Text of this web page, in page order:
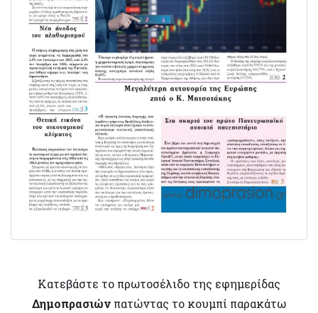
Κατεβάστε το πρωτοσέλιδο της εφημερίδας
Δημοπρασιών πατώντας το κουμπί παρακάτω